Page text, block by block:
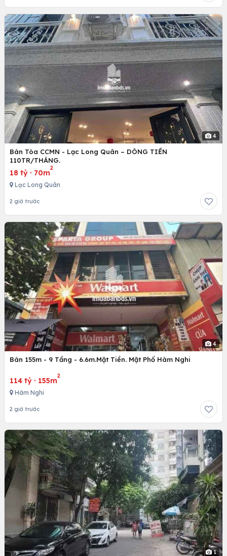
4
Bán Tòa CCMN - Lạc Long Quân – DÒNG TIỀN
110TR/THÁNG.
18 tỷ · 70m
2
Lạc Long Quân
2 giờ trước
4
Bán 155m - 9 Tầng - 6.6m.Mặt Tiền. Mặt Phố Hàm Nghi
114 tỷ · 155m
2
Hàm Nghi
2 giờ trước
1